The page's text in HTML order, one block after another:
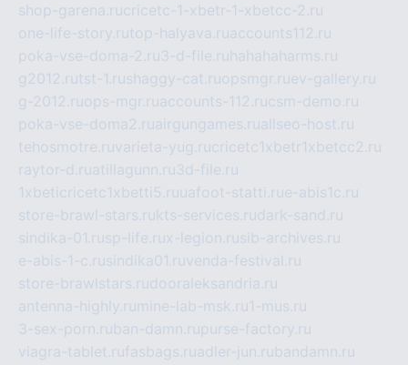
shop-garena.rucricetc-1-xbetr-1-xbetcc-2.ru
one-life-story.rutop-halyava.ruaccounts112.ru
poka-vse-doma-2.ru3-d-file.ru hahahaharms.ru
g2012.rutst-1.rushaggy-cat.ruopsmgr.ruev-gallery.ru
g-2012.ruops-mgr.ruaccounts-112.rucsm-demo.ru
poka-vse-doma2.ruairgungames.ruallseo-host.ru
tehosmotre.ruvarieta-yug.rucricetc1xbetr1xbetcc2.ru
raytor-d.ruatillagunn.ru3d-file.ru
1xbeticricetc1xbetti5.ruuafoot-statti.rue-abis1c.ru
store-brawl-stars.rukts-services.rudark-sand.ru
sindika-01.rusp-life.rux-legion.rusib-archives.ru
e-abis-1-c.rusindika01.ruvenda-festival.ru
store-brawlstars.rudooraleksandria.ru
antenna-highly.ru mine-lab-msk.ru1-mus.ru
3-sex-porn.ruban-damn.rupurse-factory.ru
viagra-tablet.rufasbags.ruadler-jun.rubandamn.ru